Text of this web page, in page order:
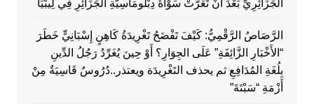
الْجَزَائِرِيِّ بَعْدَ أَنْ تَعَرَّتْ سَوْأَةُ دِبْلُومَاسِيَّةِ الْجَزَائِرِ فِي لِيبْيَا
الرَّصَاصُ الرَّقْمِيُّ: كَيْفَ تَفْضَحُ تَغْرِيدَةُ كَاهِنٍ إِسْبَانِيٍّ خَطَرَ
“الأَخْبَارِ الزَّائِفَةِ” عَلَى الجِوَارِ؟ أَوْ حِينَ يُغَرِّدُ رَجُلُ الدِّينِ
بِلُغَةِ المُدَافِعِ ثم يحذف التَغْرِيدَة ويعتذر..دُرُوسٌ قَاسِيَةٌ مِنْ
أَزْمَةِ “سَبْتَةَ”